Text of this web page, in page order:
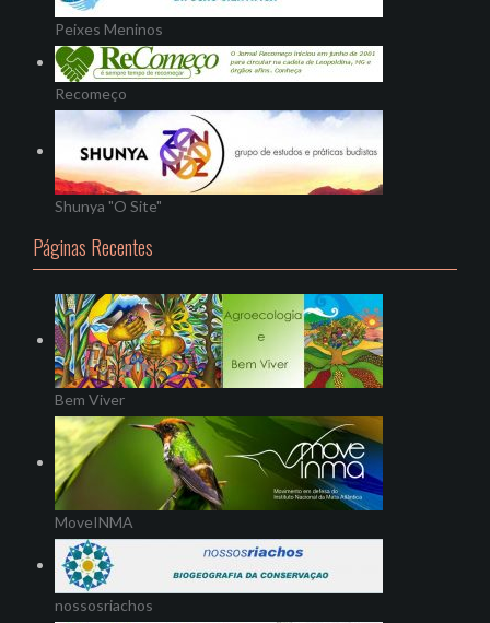
Peixes Meninos
Recomeço
Shunya "O Site"
Páginas Recentes
Bem Viver
MoveINMA
nossosriachos